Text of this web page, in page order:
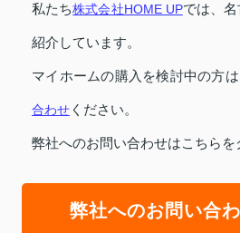
私たち株式会社HOME UPでは、
紹介しています。
マイホームの購入を検討中の方
合わせ ください。
弊社へのお問い合わせはこちらを
弊社へのお問い合